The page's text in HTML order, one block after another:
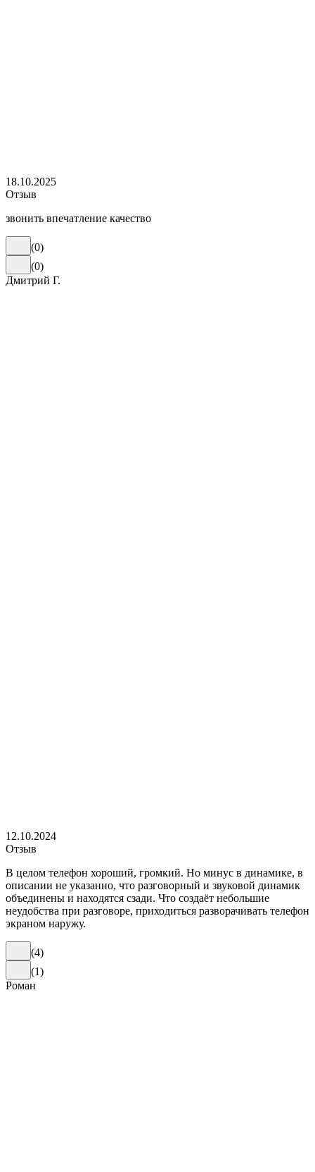
18.10.2025
Отзыв
звонить впечатление качество
(0)
(0)
Дмитрий Г.
12.10.2024
Отзыв
В целом телефон хороший, громкий. Но минус в динамике, в
описании не указанно, что разговорный и звуковой динамик
объединены и находятся сзади. Что создаёт небольшие
неудобства при разговоре, приходиться разворачивать телефон
экраном наружу.
(4)
(1)
Роман